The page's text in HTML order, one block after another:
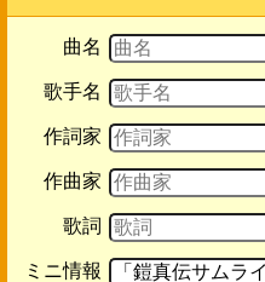
曲名
歌手名
作詞家
作曲家
歌詞
ミニ情報